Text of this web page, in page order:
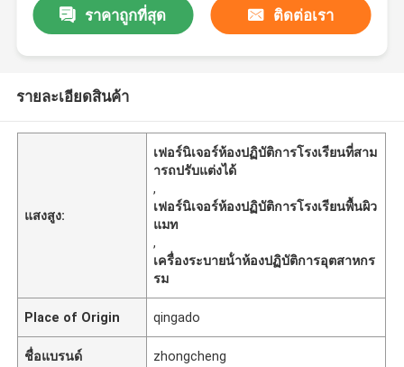
ราคาถูกที่สุด ติดต่อเรา
รายละเอียดสินค้า
แสงสูง:
เฟอร์นิเจอร์ห้องปฏิบัติการโรงเรียนที่สาม
ารถปรับแต่งได้
,
เฟอร์นิเจอร์ห้องปฏิบัติการโรงเรียนพื้นผิว
แมท
,
เครื่องระบายน้ําห้องปฏิบัติการอุตสาหกร
รม
Place of Origin qingado
ชื่อแบรนด์ zhongcheng